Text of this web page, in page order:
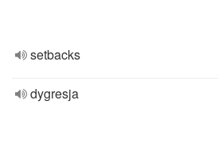
setbacks
dygresja